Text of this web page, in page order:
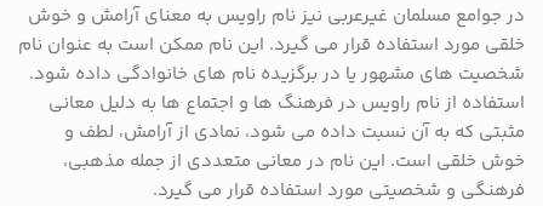
در جوامع مسلمان غیرعربی نیز نام راویس به معنای آرامش و خوش
خلقی مورد استفاده قرار می گیرد. این نام ممکن است به عنوان نام
شخصیت های مشهور یا در برگزیده نام های خانوادگی داده شود.
استفاده از نام راویس در فرهنگ ها و اجتماع ها به دلیل معانی
مثبتی که به آن نسبت داده می شود، نمادی از آرامش، لطف و
خوش خلقی است. این نام در معانی متعددی از جمله مذهبی،
فرهنگی و شخصیتی مورد استفاده قرار می گیرد.